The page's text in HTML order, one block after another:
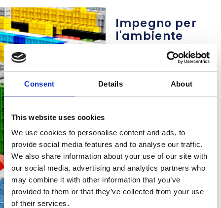
Consent Details About
This website uses cookies
We use cookies to personalise content and ads, to
provide social media features and to analyse our traffic.
We also share information about your use of our site with
our social media, advertising and analytics partners who
may combine it with other information that you’ve
provided to them or that they’ve collected from your use
of their services.
Impegno per
l'ambiente
esclusivamente in
densità, un materiale
100% riciclabile. Nei
scarti di produzione sia i
contenitori usurati o
danneggiati ritirati dai
clienti, dando nuova vita
a ogni risorsa. Grazie a
importanti investimenti
in pannelli solari e